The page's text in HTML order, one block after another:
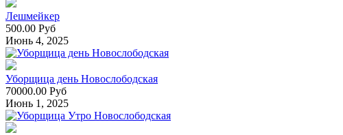
Лешмейкер
500.00 Руб
Июнь 4, 2025
Уборщица день Новослободская
70000.00 Руб
Июнь 1, 2025